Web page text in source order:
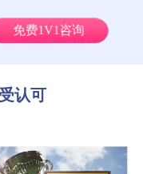
免费1V1咨询
认可